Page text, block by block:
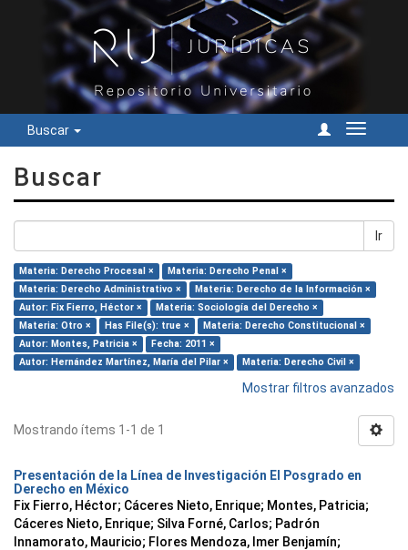
Buscar
Cambiar
Buscar
Ir
Materia: Derecho Procesal ×
Materia: Derecho Penal ×
Materia: Derecho Administrativo ×
Materia: Derecho de la Información ×
Autor: Fix Fierro, Héctor ×
Materia: Sociología del Derecho ×
Materia: Otro ×
Has File(s): true ×
Materia: Derecho Constitucional ×
Autor: Montes, Patricia ×
Fecha: 2011 ×
Autor: Hernández Martínez, María del Pilar ×
Materia: Derecho Civil ×
Mostrar filtros avanzados
Mostrando ítems 1-1 de 1
Presentación de la Línea de Investigación El Posgrado en
Derecho en México
Fix Fierro, Héctor; Cáceres Nieto, Enrique; Montes, Patricia;
Cáceres Nieto, Enrique; Silva Forné, Carlos; Padrón
Innamorato, Mauricio; Flores Mendoza, Imer Benjamín;